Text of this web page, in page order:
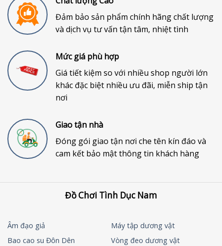
Đảm bảo sản phẩm chính hãng chất lượng
và dịch vụ tư vấn tận tâm, nhiệt tình
Mức giá phù hợp
Giá tiết kiệm so với nhiều shop người lớn
khác đặc biệt nhiều ưu đãi, miễn ship tận
nơi
Giao tận nhà
Đóng gói giao tận nơi che tên kín đáo và
cam kết bảo mật thông tin khách hàng
Đồ Chơi Tình Dục Nam
Âm đạo giả
Máy tập dương vật
Bao cao su Đôn Dên
Vòng đeo dương vật